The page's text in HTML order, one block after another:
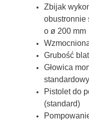
Zbijak
obustronnie
o ø 200 mm
Grubość
Głowica
Pistolet do
(standard)